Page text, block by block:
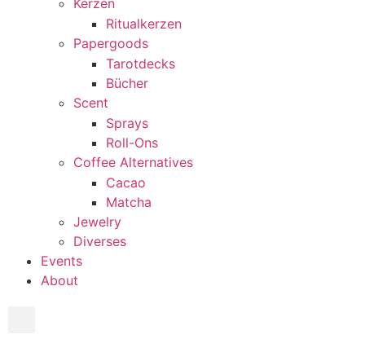
Kerzen
Ritualkerzen
Papergoods
Tarotdecks
Bücher
Scent
Sprays
Roll-Ons
Coffee Alternatives
Cacao
Matcha
Jewelry
Diverses
Events
About